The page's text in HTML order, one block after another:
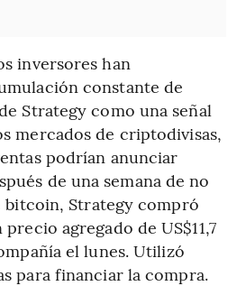
inversores han
constante de
Strategy como una señal
mercados de criptodivisas,
podrían anunciar
de una semana de no
bitcoin, Strategy compró
agregado de US$11,7
el lunes. Utilizó
para financiar la compra.